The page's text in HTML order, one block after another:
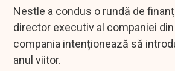
Nestle a condus o rundă de
director executiv al companiei
compania intenționează să
anul viitor.